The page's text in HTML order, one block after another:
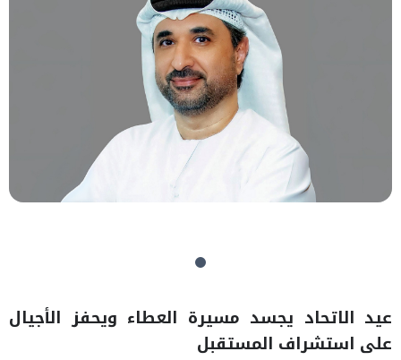
عيد الاتحاد يجسد مسيرة العطاء ويحفز الأجيال
على استشراف المستقبل